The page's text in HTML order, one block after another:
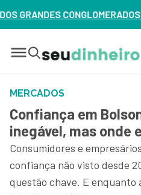
NO BRASIL?
MERCADOS
Confiança em
inegável, mas onde
Consumidores e
confiança não visto desde
questão chave. E enquanto